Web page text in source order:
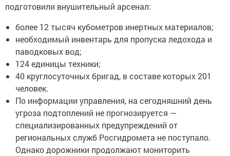
подготовили внушительный арсенал:
более 12 тысяч кубометров инертных материалов;
необходимый инвентарь для пропуска ледохода и
паводковых вод;
124 единицы техники;
40 круглосуточных бригад, в составе которых 201
человек.
По информации управления, на сегодняшний день
угроза подтоплений не прогнозируется —
специализированных предупреждений от
региональных служб Росгидромета не поступало.
Однако дорожники продолжают мониторить